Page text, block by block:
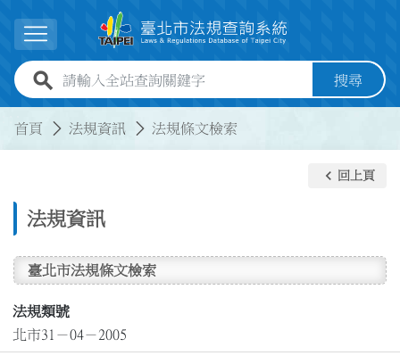
展開選單
全站查詢關鍵字欄位 搜尋
首頁 法規資訊 法規條文檢索
法規資訊
keyboard_arrow_left 回上頁
臺北市法規條文檢索
法規類號
北市31－04－2005